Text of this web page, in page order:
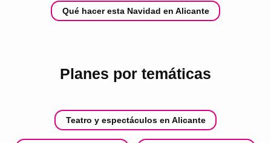
Qué hacer esta Navidad en Alicante
Planes por temáticas
Teatro y espectáculos en Alicante